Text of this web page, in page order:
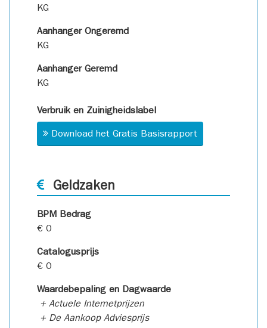
KG
Aanhanger Ongeremd
KG
Aanhanger Geremd
KG
Verbruik en Zuinigheidslabel
Download het Gratis Basisrapport
Geldzaken
BPM Bedrag
€ 0
Catalogusprijs
€ 0
Waardebepaling en Dagwaarde
+ Actuele Internetprijzen
+ De Aankoop Adviesprijs